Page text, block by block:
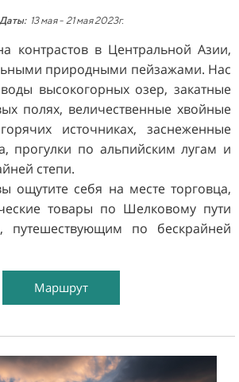
Даты: 13 мая - 21 мая 2023г.
контрастов в Центральной Азии,
природными пейзажами. Нас
высокогорных озер, закатные
полях, величественные хвойные
источниках, заснеженные
прогулки по альпийским лугам и
степи.
ощутите себя на месте торговца,
товары по Шелковому пути
путешествующим по бескрайней
Маршрут